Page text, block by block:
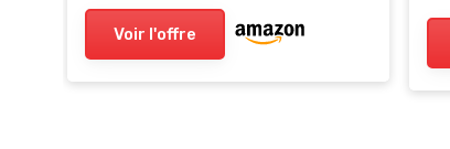
Voir l'offre